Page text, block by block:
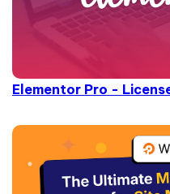
Elementor Pro -